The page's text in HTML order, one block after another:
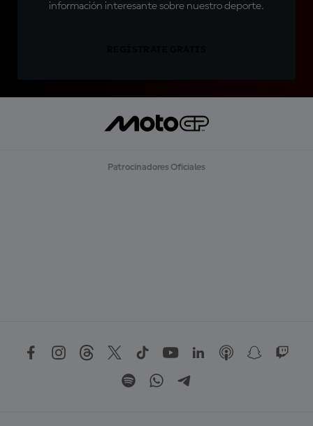
información interesante sobre nuestro deporte.
Patrocinadores Oficiales